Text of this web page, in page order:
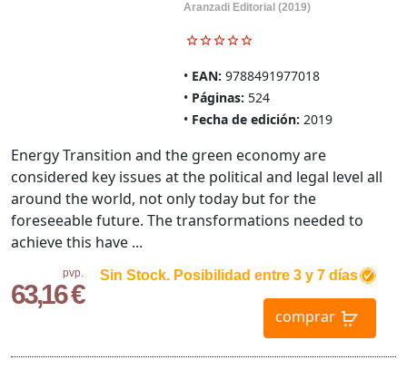
Aranzadi Editorial (2019)
EAN: 9788491977018
Páginas: 524
Fecha de edición: 2019
pvp.
63,16 €
Sin Stock. Posibilidad entre 3 y 7 días
comprar
Energy Transition and the green economy are
considered key issues at the political and legal level all
around the world, not only today but for the
foreseeable future. The transformations needed to
achieve this have ...